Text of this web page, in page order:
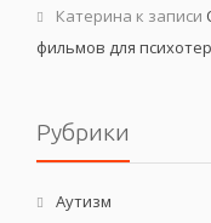
Катерина к записи
фильмов для
Рубрики
Аутизм